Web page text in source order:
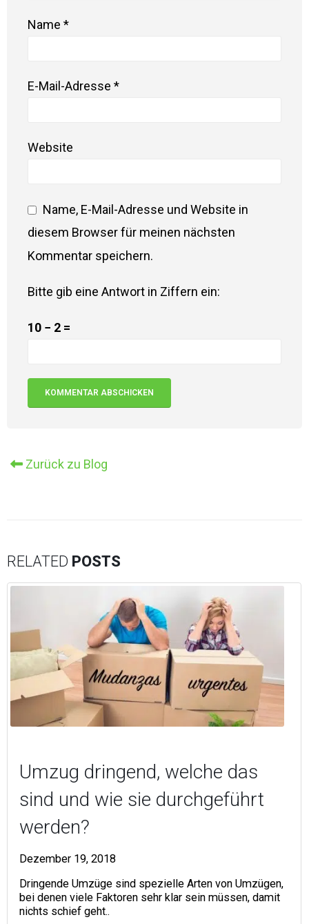
Name *
E-Mail-Adresse *
Website
Name, E-Mail-Adresse und Website in
diesem Browser für meinen nächsten
Kommentar speichern.
Bitte gib eine Antwort in Ziffern ein:
10 − 2 =
Zurück zu Blog
RELATED POSTS
Umzug dringend, welche das
sind und wie sie durchgeführt
werden?
Dezember 19, 2018
Dringende Umzüge sind spezielle Arten von Umzügen,
bei denen viele Faktoren sehr klar sein müssen, damit
nichts schief geht..